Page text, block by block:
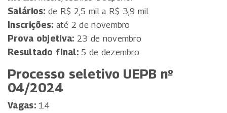
Salários: de R$ 2,5 mil a R$ 3,9 mil
Inscrições: até 2 de novembro
Prova objetiva: 23 de novembro
Resultado final:5 de dezembro
Processo seletivo UEPB nº
04/2024
Vagas:14